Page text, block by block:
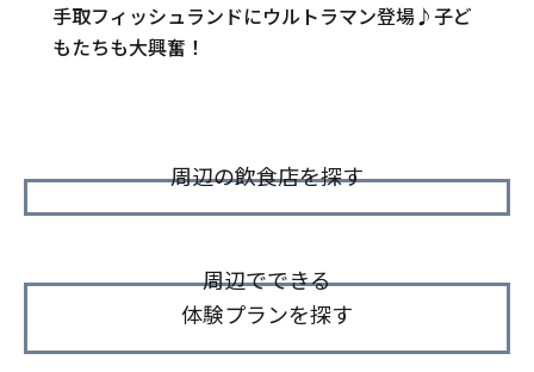
手取フィッシュランドにウルトラマン登場♪子ど
もたちも大興奮！
周辺の飲食店を探す
周辺でできる
体験プランを探す